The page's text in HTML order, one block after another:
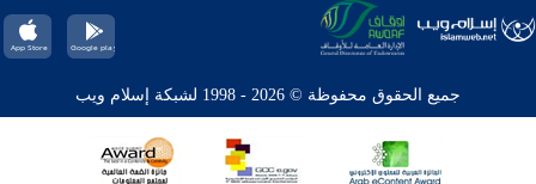
جميع الحقوق محفوظة © 2026 - 1998 لشبكة إسلام ويب